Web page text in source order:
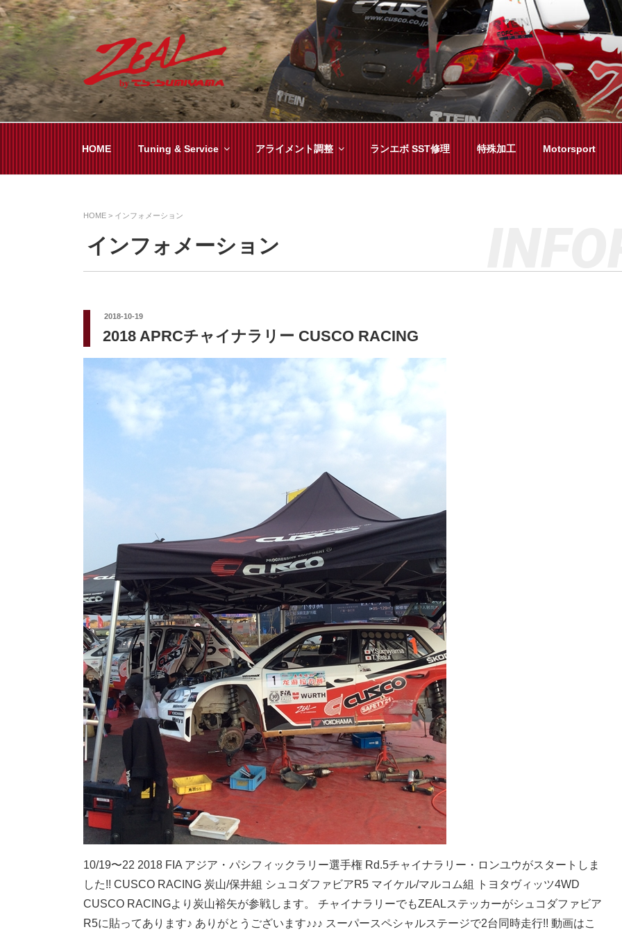
コ
ン
テ
ン
ツ
へ
ス
ZEAL BY TS-SUMIYAMA
オイル交換や車検といった日常メンテから各種チューニングまで、車に関することならジャンルフリーでお
HOME Tuning & Service アライメント調整 ランエボ SST修理 特殊加工 Motorsport
HOME > インフォメーション
インフォメーション
投
日:
2018-10-19
2018 APRCチャイナラリー CUSCO RACING
10/19〜22 2018 FIA アジア・パシフィックラリー選手権 Rd.5チャイナラリー・ロンユウがスタートしま
した!! CUSCO RACING 炭山/保井組 シュコダファビアR5 マイケル/マルコム組 トヨタヴィッツ4WD
CUSCO RACINGより炭山裕矢が参戦します。 チャイナラリーでもZEALステッカーがシュコダファビア
R5に貼ってあります♪ ありがとうございます♪♪♪ スーパースペシャルステージで2台同時走行!! 動画はこ